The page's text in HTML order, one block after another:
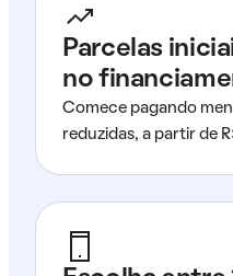
Parcelas
no
Comece pagando
reduzidas, a partir de